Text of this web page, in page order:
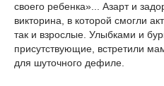
своего ребенка»... Азарт и
викторина, в которой смогли
так и взрослые. Улыбками и
присутствующие, встретили
для шуточного дефиле.